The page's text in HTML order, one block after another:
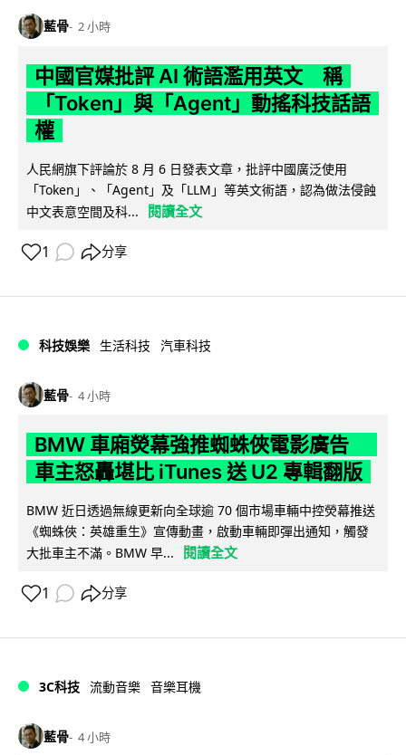
藍骨 2 小時
中國官媒批評 AI 術語濫用英文 稱
「Token」與「Agent」動搖科技話語
權
人民網旗下評論於 8 月 6 日發表文章，批評中國廣泛使用
「Token」、「Agent」及「LLM」等英文術語，認為做法侵蝕
中文表意空間及科...
閱讀全文
1 分享
科技娛樂 生活科技 汽車科技
藍骨 4 小時
BMW 車廂熒幕強推蜘蛛俠電影廣告
車主怒轟堪比 iTunes 送 U2 專輯翻版
BMW 近日透過無線更新向全球逾 70 個市場車輛中控熒幕推送
《蜘蛛俠：英雄重生》宣傳動畫，啟動車輛即彈出通知，觸發
大批車主不滿。BMW 早...
閱讀全文
1 分享
3C科技 流動音樂 音樂耳機
藍骨 4 小時